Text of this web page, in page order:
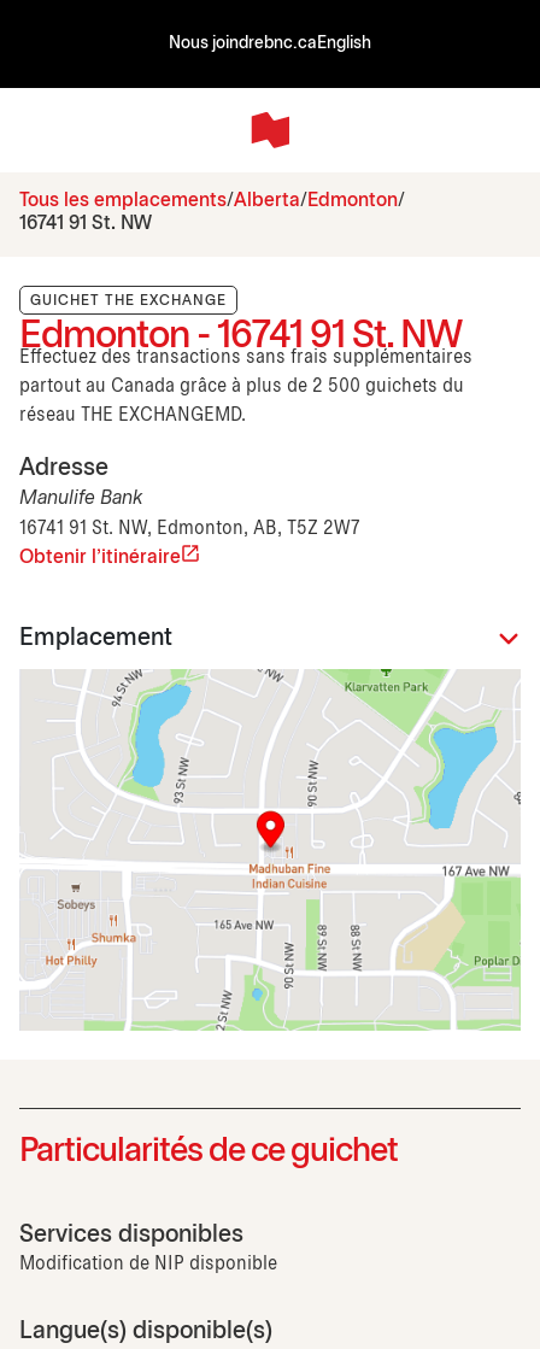
Nous joindrebnc.ca English
Tous les emplacements Alberta
Edmonton
16741 91 St. NW
GUICHET THE EXCHANGE
Edmonton - 16741 91 St. NW
Effectuez des transactions sans frais supplémentaires
partout au Canada grâce à plus de 2 500 guichets du
réseau THE EXCHANGEMD.
Adresse
Manulife Bank
16741 91 St. NW, Edmonton, AB, T5Z 2W7
Obtenir l'itinéraire
Emplacement
Particularités de ce guichet
Services disponibles
Modification de NIP disponible
Langue(s) disponible(s)